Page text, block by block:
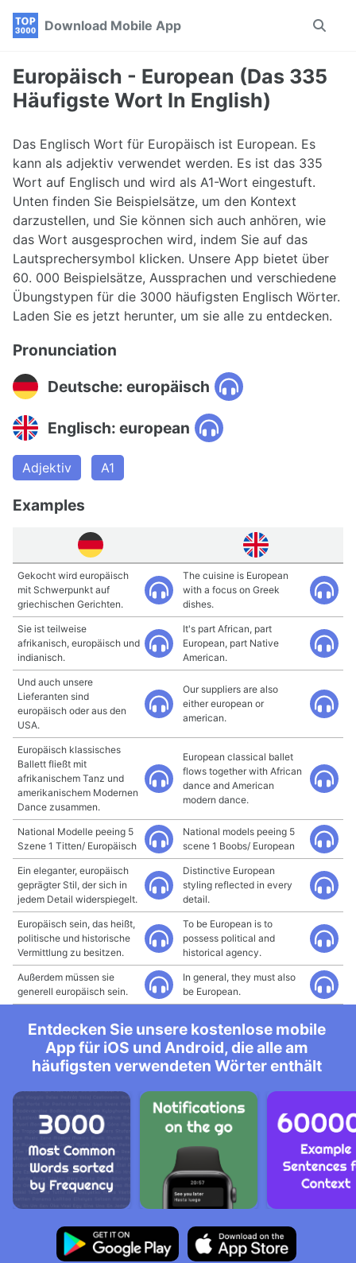
Skip
navigation
Skip
Skip
Download Mobile App
Toggle
Europäisch - European (Das 335
Häufigste Wort In English)
Das Englisch Wort für Europäisch ist European. Es
kann als adjektiv verwendet werden. Es ist das 335
Wort auf Englisch und wird als A1-Wort eingestuft.
Unten finden Sie Beispielsätze, um den Kontext
darzustellen, und Sie können sich auch anhören, wie
das Wort ausgesprochen wird, indem Sie auf das
Lautsprechersymbol klicken. Unsere App bietet über
60. 000 Beispielsätze, Aussprachen und verschiedene
Übungstypen für die 3000 häufigsten Englisch Wörter.
Laden Sie es jetzt herunter, um sie alle zu entdecken.
Pronunciation
Deutsche: europäisch
Englisch: european
Adjektiv A1
Examples
Gekocht wird europäisch
mit Schwerpunkt auf
griechischen Gerichten.
The cuisine is European
with a focus on Greek
dishes.
Sie ist teilweise
afrikanisch, europäisch und
indianisch.
It's part African, part
European, part Native
American.
Und auch unsere
Lieferanten sind
europäisch oder aus den
USA.
Our suppliers are also
either european or
american.
Europäisch klassisches
Ballett fließt mit
afrikanischem Tanz und
amerikanischem Modernen
Dance zusammen.
European classical ballet
flows together with African
dance and American
modern dance.
National Modelle peeing 5
Szene 1 Titten/ Europäisch
National models peeing 5
scene 1 Boobs/ European
Ein eleganter, europäisch
geprägter Stil, der sich in
jedem Detail widerspiegelt.
Distinctive European
styling reflected in every
detail.
Europäisch sein, das heißt,
politische und historische
Vermittlung zu besitzen.
To be European is to
possess political and
historical agency.
Außerdem müssen sie
generell europäisch sein.
In general, they must also
be European.
Entdecken Sie unsere kostenlose mobile
App für iOS und Android, die alle am
häufigsten verwendeten Wörter enthält